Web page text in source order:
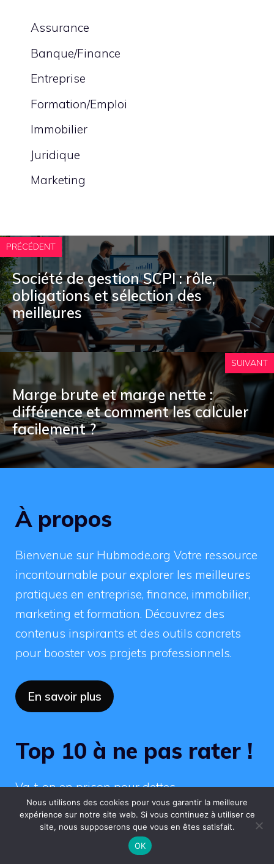
Assurance
Banque/Finance
Entreprise
Formation/Emploi
Immobilier
Juridique
Marketing
PRÉCÉDENT
Société de gestion SCPI : rôle,
obligations et sélection des
meilleures
SUIVANT
Marge brute et marge nette :
différence et comment les calculer
facilement ?
À propos
Bienvenue sur Hubmode.org Votre ressource
incontournable pour explorer les meilleures
pratiques en entreprise, finance, immobilier,
marketing et formation. Découvrez des
contenus inspirants et des outils concrets
pour booster vos projets professionnels.
En savoir plus
Top 10 à ne pas rater !
Va-t-on en prison pour dettes
professionnelles ? Forum
Sabradou : La plateforme en ligne ultime
pour vendre et prospérer dans les vide-
Nous utilisons des cookies pour vous garantir la meilleure
expérience sur notre site web. Si vous continuez à utiliser ce
site, nous supposerons que vous en êtes satisfait.
OK